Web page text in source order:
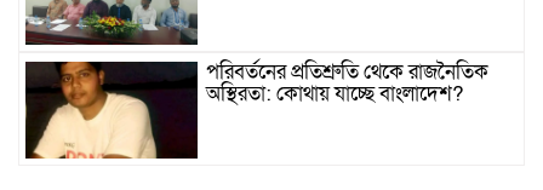
পরিবর্তনের প্রতিশ্রুতি থেকে রাজনৈতিক
অস্থিরতা: কোথায় যাচ্ছে বাংলাদেশ?